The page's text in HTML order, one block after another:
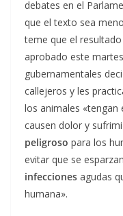
debates en el
que el texto sea
teme que el
aprobado este
gubernamentales
callejeros y les
los animales «tengan
causen dolor y
peligroso para los
evitar que se esparzan
infecciones agudas
humana».